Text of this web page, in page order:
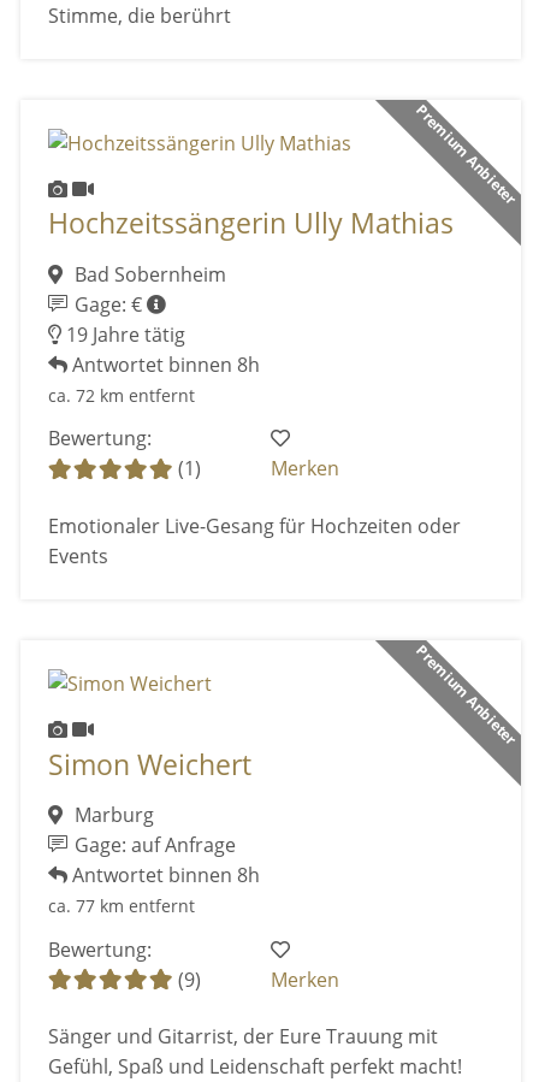
Stimme, die berührt
Premium Anbieter
Hochzeitssängerin Ully Mathias
Bad Sobernheim
Gage: €
19 Jahre tätig
Antwortet binnen 8h
ca. 72 km entfernt
Bewertung:
(1)
Merken
Emotionaler Live-Gesang für Hochzeiten oder
Events
Premium Anbieter
Simon Weichert
Marburg
Gage: auf Anfrage
Antwortet binnen 8h
ca. 77 km entfernt
Bewertung:
(9)
Merken
Sänger und Gitarrist, der Eure Trauung mit
Gefühl, Spaß und Leidenschaft perfekt macht!